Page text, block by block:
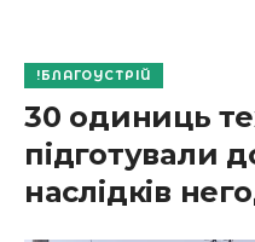
БЛАГОУСТРІЙ
30 одиниць
підготували
наслідків